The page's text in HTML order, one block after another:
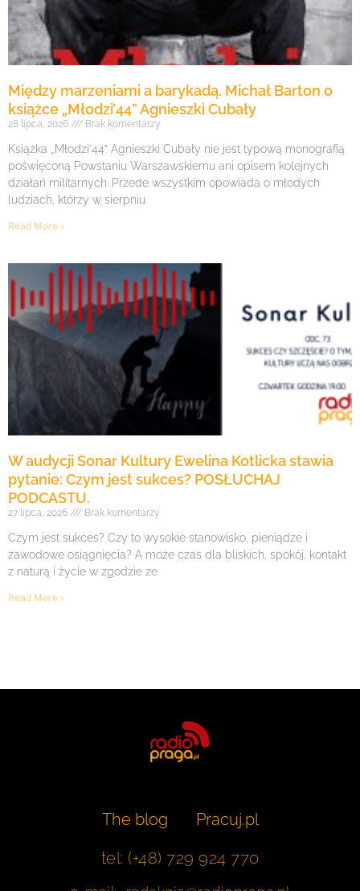
Między marzeniami a barykadą. Michał Barton o
książce „Młodzi’44” Agnieszki Cubały
28 lipca, 2026 Brak komentarzy
Książka „Młodzi’44” Agnieszki Cubały nie jest typową monografią
poświęconą Powstaniu Warszawskiemu ani opisem kolejnych
działań militarnych. Przede wszystkim opowiada o młodych
ludziach, którzy w sierpniu
Read More »
W audycji Sonar Kultury Ewelina Kotlicka stawia
pytanie: Czym jest sukces? POSŁUCHAJ
PODCASTU.
27 lipca, 2026 Brak komentarzy
Czym jest sukces? Czy to wysokie stanowisko, pieniądze i
zawodowe osiągnięcia? A może czas dla bliskich, spokój, kontakt
z naturą i życie w zgodzie ze
Read More »
The blog
Pracuj.pl
tel: (+48) 729 924 770